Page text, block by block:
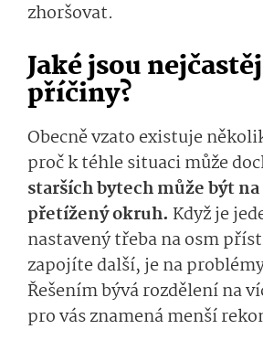
zhoršovat.
Jaké jsou
příčiny?
Obecně vzato existuje
proč k téhle situaci může
starších bytech může být
přetížený okruh. Když je
nastavený třeba na osm
zapojíte další, je na
Řešením bývá rozdělení na
pro vás znamená menší